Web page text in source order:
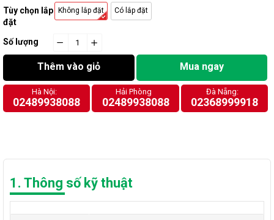
Tùy chọn lắp
đặt
Không lắp đặt Có lắp đặt
Số lượng
Thêm vào giỏ Mua ngay
Hà Nội:
02489938088
Hải Phòng
02489938088
Đà Nẵng:
02368999918
1. Thông số kỹ thuật